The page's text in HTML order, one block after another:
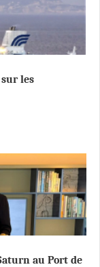
les
au Port de